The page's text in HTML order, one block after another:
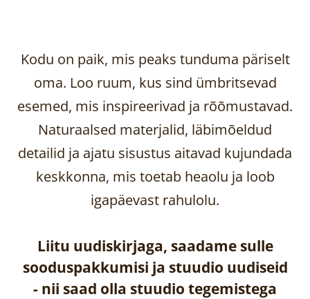
Kodu on paik, mis peaks tunduma päriselt
oma. Loo ruum, kus sind ümbritsevad
esemed, mis inspireerivad ja rõõmustavad.
Naturaalsed materjalid, läbimõeldud
detailid ja ajatu sisustus aitavad kujundada
keskkonna, mis toetab heaolu ja loob
igapäevast rahulolu.
Liitu uudiskirjaga, saadame sulle
sooduspakkumisi ja stuudio uudiseid
- nii saad olla stuudio tegemistega